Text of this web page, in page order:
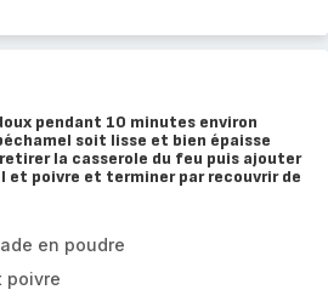
pendant 10 minutes environ
soit lisse et bien épaisse
la casserole du feu puis ajouter
et poivre et terminer par recouvrir de
en poudre
poivre